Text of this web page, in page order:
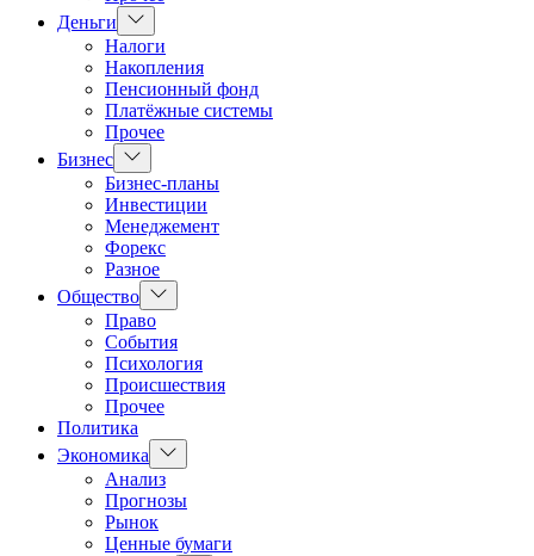
Деньги
Показать
подменю
Налоги
Накопления
Пенсионный фонд
Платёжные системы
Прочее
Бизнес Показать
подменю
Бизнес-планы
Инвестиции
Менеджемент
Форекс
Разное
Общество Показать
подменю
Право
События
Психология
Происшествия
Прочее
Политика
Экономика
Показать
подменю
Анализ
Прогнозы
Рынок
Ценные бумаги